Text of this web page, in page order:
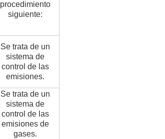
procedimiento
siguiente:
Se trata de un
sistema de
control de las
emisiones.
Se trata de un
sistema de
control de las
emisiones de
gases.